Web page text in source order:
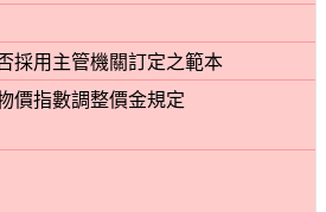
採用主管機關訂定之範本
價指數調整價金規定